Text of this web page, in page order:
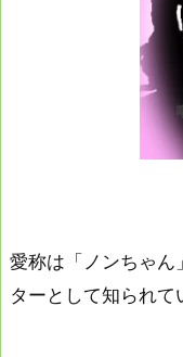
愛称は「ノンちゃん
ターとして知られて